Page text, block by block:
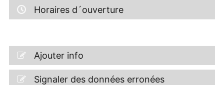
Horaires d´ouverture
Ajouter info
Signaler des données erronées